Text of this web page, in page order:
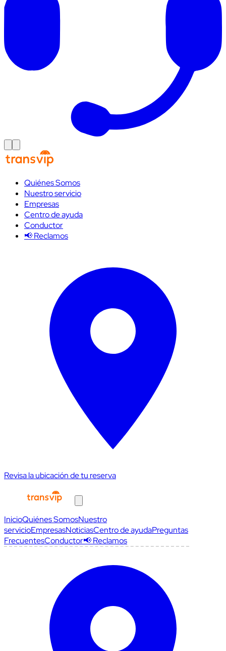
Quiénes Somos
Nuestro servicio
Empresas
Centro de ayuda
Conductor
📢 Reclamos
Revisa la ubicación de tu reserva
InicioQuiénes SomosNuestro
servicioEmpresasNoticiasCentro de ayudaPreguntas
FrecuentesConductor📢 Reclamos